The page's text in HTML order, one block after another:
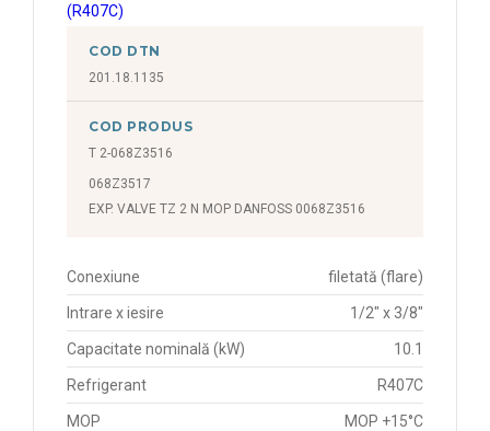
COD DTN
201.18.1135
COD PRODUS
T 2-068Z3516
068Z3517
EXP. VALVE TZ 2 N MOP DANFOSS 0068Z3516
Conexiune filetată (flare)
Intrare x iesire 1/2" x 3/8"
Capacitate nominală (kW) 10.1
Refrigerant R407C
MOP
MOP +15°C